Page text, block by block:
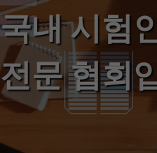
국내 시험
전문 협회